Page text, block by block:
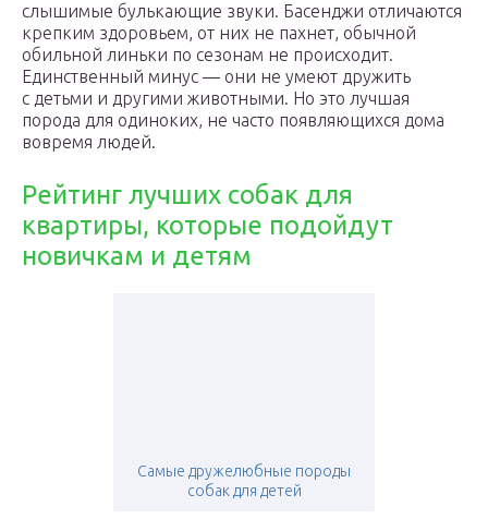
слышимые булькающие звуки. Басенджи отличаются
крепким здоровьем, от них не пахнет, обычной
обильной линьки по сезонам не происходит.
Единственный минус — они не умеют дружить
с детьми и другими животными. Но это лучшая
порода для одиноких, не часто появляющихся дома
вовремя людей.
Рейтинг лучших собак для
квартиры, которые подойдут
новичкам и детям
Самые дружелюбные породы
собак для детей